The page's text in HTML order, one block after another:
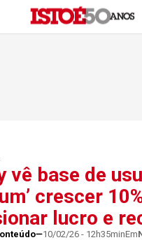
vê base de
crescer
lucro e
10/02/26 - 12h35minEm